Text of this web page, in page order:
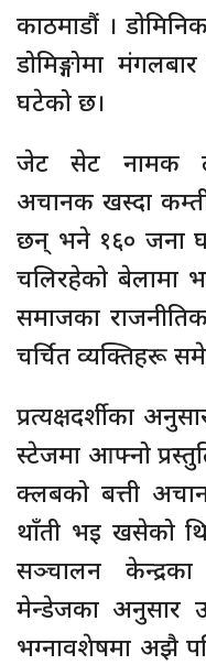
काठमाडौं ।
डोमिङ्गोमा
घटेको छ।
जेट सेट नामक
अचानक खस्दा
छन् भने १६० जना
चलिरहेको बेलामा
समाजका
चर्चित व्यक्तिहरू
प्रत्यक्षदर्शीका
स्टेजमा आफ्नो
क्लबको बत्ती
थाँती भइ खसेको
सञ्चालन
मेन्डेजका अनुसार
भग्नावशेषमा अझै